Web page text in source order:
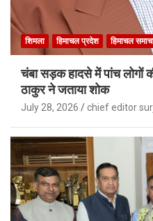
शिमला हिमाचल प्रदेश हिमाचल
चंबा सड़क हादसे में पांच लोगों
ठाकुर ने जताया शोक
July 28, 2026 chief editor